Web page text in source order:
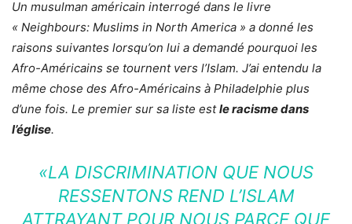
Un musulman américain interrogé dans le livre
« Neighbours: Muslims in North America » a donné les
raisons suivantes lorsqu’on lui a demandé pourquoi les
Afro-Américains se tournent vers l’Islam. J’ai entendu la
même chose des Afro-Américains à Philadelphie plus
d’une fois. Le premier sur sa liste estle racisme dans
l’église.
«LA DISCRIMINATION QUE NOUS
RESSENTONS REND L’ISLAM
ATTRAYANT POUR NOUS PARCE QUE